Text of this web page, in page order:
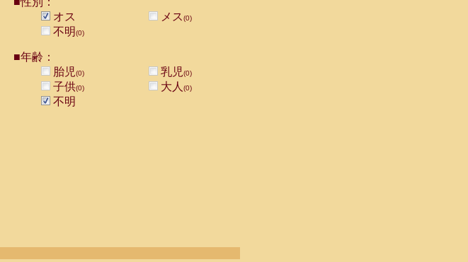
オス
メス(0)
不明(0)
■年齢：
胎児(0) 乳児(0)
子供(0) 大人 (0)
不明